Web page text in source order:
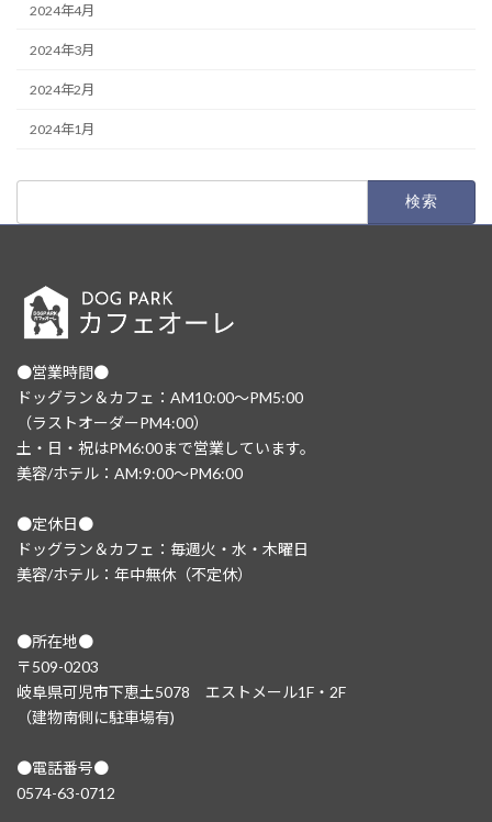
2024年4月
2024年3月
2024年2月
2024年1月
●営業時間●
ドッグラン＆カフェ：AM10:00～PM5:00
（ラストオーダーPM4:00）
土・日・祝はPM6:00まで営業しています。
美容/ホテル：AM:9:00～PM6:00
●定休日●
ドッグラン＆カフェ：毎週火・水・木曜日
美容/ホテル：年中無休（不定休）
●所在地●
〒509-0203
岐阜県可児市下恵土5078 エストメール1F・2F
（建物南側に駐車場有)
●電話番号●
0574-63-0712